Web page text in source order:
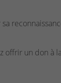
offrir un don à